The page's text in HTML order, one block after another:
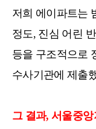
저희 에이파트는
정도, 진심 어린
등을 구조적으로
수사기관에 제출
그 결과, 서울중